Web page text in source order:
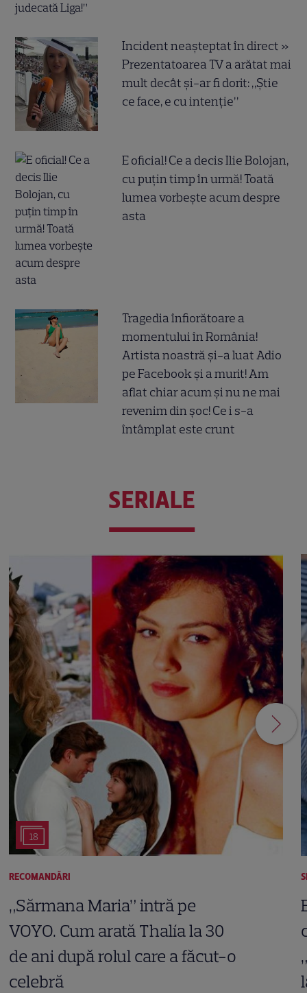
Incident neașteptat în direct »
Prezentatoarea TV a arătat mai
mult decât și-ar fi dorit: „Știe
ce face, e cu intenție”
E oficial! Ce a decis Ilie Bolojan,
cu puțin timp în urmă! Toată
lumea vorbește acum despre
asta
Tragedia înfiorătoare a
momentului în România!
Artista noastră și-a luat Adio
pe Facebook și a murit! Am
aflat chiar acum și nu ne mai
revenim din șoc! Ce i s-a
întâmplat este crunt
SERIALE
18
RECOMANDĂRI
„Sărmana Maria” intră pe
VOYO. Cum arată Thalía la 30
de ani după rolul care a făcut-o
celebră